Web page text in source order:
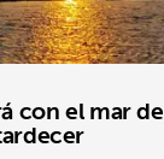
con el mar de